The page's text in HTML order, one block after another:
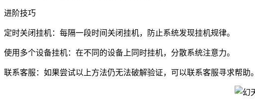
进阶技巧
定时关闭挂机：每隔一段时间关闭挂机，防止系统发现挂机规律。
使用多个设备挂机：在不同的设备上同时挂机，分散系统注意力。
联系客服：如果尝试以上方法仍无法破解验证，可以联系客服寻求帮助。